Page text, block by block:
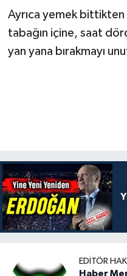
Ayrıca yemek bittikten
tabağın içine, saat
yan yana bırakmayı
EDITÖR
Haber